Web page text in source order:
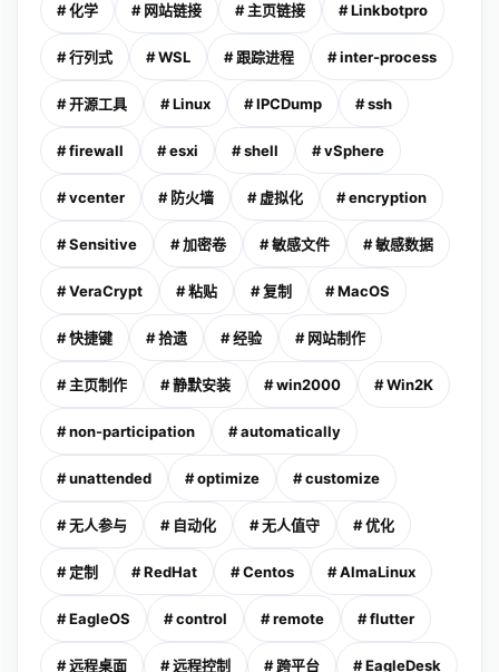
# 化学 # 网站链接 # 主页链接 # Linkbotpro
# 行列式 # WSL # 跟踪进程 # inter-process
# 开源工具 # Linux # IPCDump # ssh
# firewall # esxi # shell # vSphere
# vcenter # 防火墙 # 虚拟化 # encryption
# Sensitive # 加密卷 # 敏感文件 # 敏感数据
# VeraCrypt # 粘贴 # 复制 # MacOS
# 快捷键 # 拾遗 # 经验 # 网站制作
# 主页制作 # 静默安装 # win2000 # Win2K
# non-participation # automatically
# unattended # optimize # customize
# 无人参与 # 自动化 # 无人值守 # 优化
# 定制 # RedHat # Centos # AlmaLinux
# EagleOS # control # remote # flutter
# 远程桌面 # 远程控制 # 跨平台 # EagleDesk